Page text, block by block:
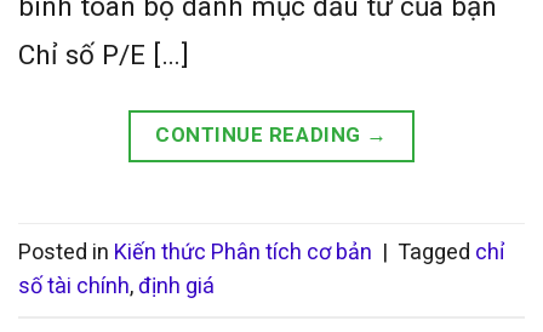
bình toàn bộ danh mục đầu tư của bạn
Chỉ số P/E […]
CONTINUE READING →
Posted in Kiến thức Phân tích cơ bản | Tagged chỉ
số tài chính,định giá